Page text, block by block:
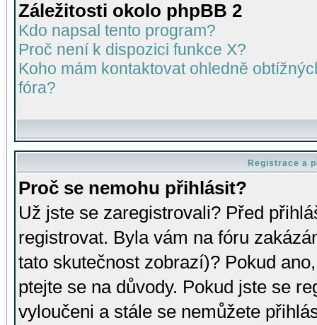
Záležitosti okolo phpBB 2
Kdo napsal tento program?
Proč není k dispozici funkce X?
Koho mám kontaktovat ohledně
fóra?
Registrace a
Proč se nemohu přihlásit?
Už jste se zaregistrovali? Před
registrovat. Byla vám na fóru
tato skutečnost zobrazí)? Pokud
ptejte se na důvody. Pokud jste se
vyloučeni a stále se nemůžete